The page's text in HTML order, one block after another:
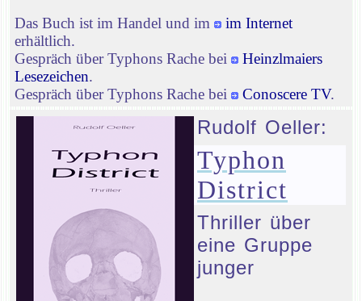
Das Buch ist im Handel und im
im Internet
erhältlich.
Gespräch über Typhons Rache bei
Heinzlmaiers
Lesezeichen.
Gespräch über Typhons Rache bei
Conoscere TV.
Rudolf Oeller:
Typhon
District
Thriller über
eine Gruppe
junger